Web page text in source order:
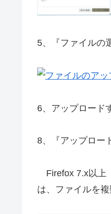
5、『ファイルの
6、アップロード
8、『アップロー
Firefox 7.x以上
は、ファイルを